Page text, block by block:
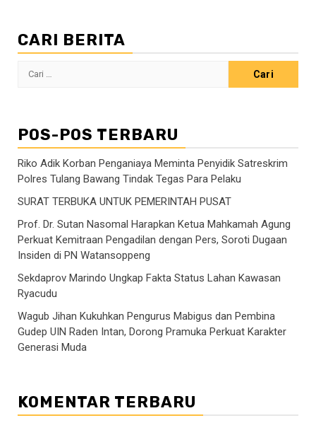
CARI BERITA
Cari
POS-POS TERBARU
Riko Adik Korban Penganiaya Meminta Penyidik Satreskrim
Polres Tulang Bawang Tindak Tegas Para Pelaku
SURAT TERBUKA UNTUK PEMERINTAH PUSAT
Prof. Dr. Sutan Nasomal Harapkan Ketua Mahkamah Agung
Perkuat Kemitraan Pengadilan dengan Pers, Soroti Dugaan
Insiden di PN Watansoppeng
Sekdaprov Marindo Ungkap Fakta Status Lahan Kawasan
Ryacudu
Wagub Jihan Kukuhkan Pengurus Mabigus dan Pembina
Gudep UIN Raden Intan, Dorong Pramuka Perkuat Karakter
Generasi Muda
KOMENTAR TERBARU